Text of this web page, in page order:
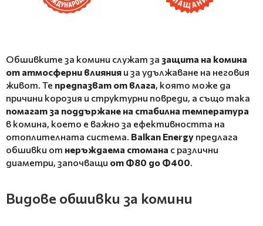
Обшивките за комини служат за защита на комина
от атмосферни влияния и за удължаване на неговия
живот. Те предпазват от влага, която може да
причини корозия и структурни повреди, а също така
помагат за поддържане на стабилна температура
в комина, което е важно за ефективността на
отоплителната система. Balkan Energy предлага
обшивки от неръждаема стомана с различни
диаметри, започващи от Ф80 до Ф400.
Видове обшивки за комини